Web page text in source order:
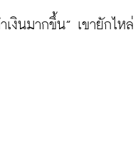
งินมากขึ้น” เขายักไหล่